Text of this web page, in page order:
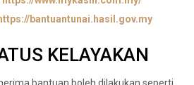
https://bantuantunai.hasil.gov.my
KELAYAKAN
bantuan boleh dilakukan seperti